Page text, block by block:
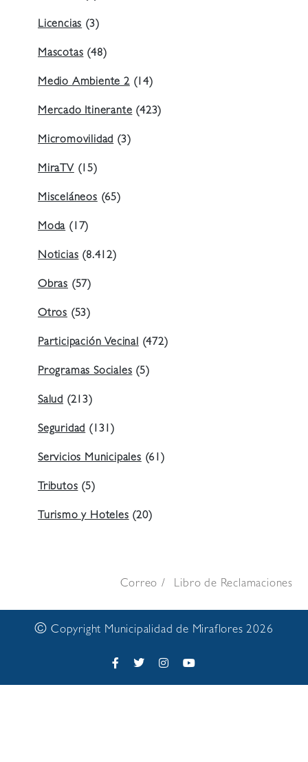
Licencias (3)
Mascotas (48)
Medio Ambiente 2(14)
Mercado Itinerante (423)
Micromovilidad (3)
MiraTV (15)
Misceláneos (65)
Moda (17)
Noticias (8.412)
Obras (57)
Otros (53)
Participación Vecinal (472)
Programas Sociales (5)
Salud (213)
Seguridad (131)
Servicios Municipales (61)
Tributos (5)
Turismo y Hoteles (20)
Correo Libro de Reclamaciones
© Copyright Municipalidad de Miraflores 2026